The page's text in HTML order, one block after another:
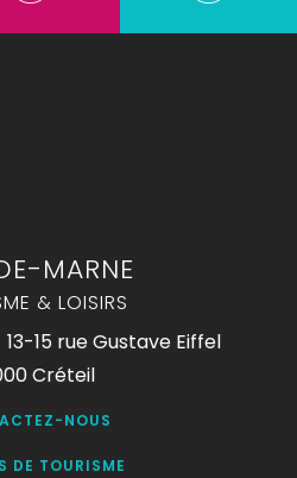
MARNE
& LOISIRS
15 rue Gustave Eiffel
Créteil
NOUS
DE TOURISME